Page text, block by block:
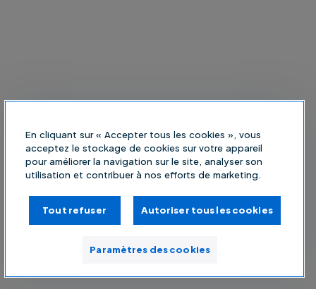
En cliquant sur « Accepter tous les cookies », vous
acceptez le stockage de cookies sur votre appareil
pour améliorer la navigation sur le site, analyser son
utilisation et contribuer à nos efforts de marketing.
Tout refuser Autoriser tous les cookies
Paramètres des cookies